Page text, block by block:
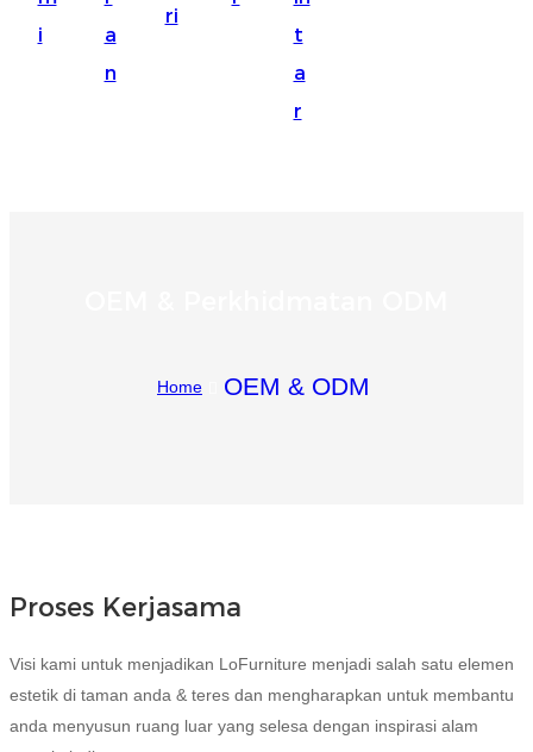
Corsu
Pilipino
français
i
a
n
ri
t
a
r
Home OEM & ODM
Proses Kerjasama
Visi kami untuk menjadikan LoFurniture menjadi salah satu elemen
estetik di taman anda & teres dan mengharapkan untuk membantu
anda menyusun ruang luar yang selesa dengan inspirasi alam